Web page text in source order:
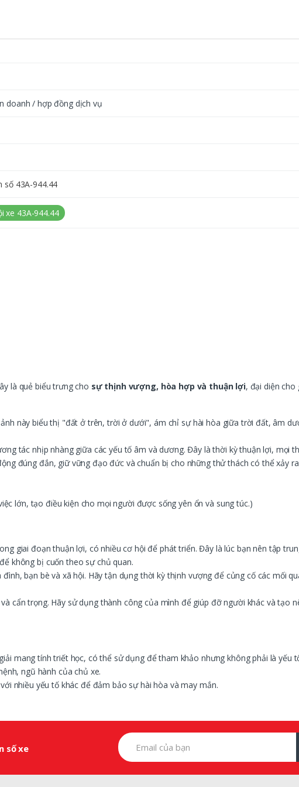
doanh / hợp đồng dịch vụ
số 43A-944.44
xe 43A-944.44
là quẻ biểu trưng cho sự thịnh vượng, hòa hợp và thuận lợi, đại diện cho
này biểu thị "đất ở trên, trời ở dưới", ám chỉ sự hài hòa giữa trời đất, âm
tác nhịp nhàng giữa các yếu tố âm và dương. Đây là thời kỳ thuận lợi, mọi
đúng đắn, giữ vững đạo đức và chuẩn bị cho những thử thách có thể xảy ra
lớn, tạo điều kiện cho mọi người được sống yên ổn và sung túc.)
giai đoạn thuận lợi, có nhiều cơ hội để phát triển. Đây là lúc bạn nên tập
không bị cuốn theo sự chủ quan.
bạn bè và xã hội. Hãy tận dụng thời kỳ thịnh vượng để củng cố các mối
cẩn trọng. Hãy sử dụng thành công của mình để giúp đỡ người khác và tạo
mang tính triết học, có thể sử dụng để tham khảo nhưng không phải là yếu
ngũ hành của chủ xe.
nhiều yếu tố khác để đảm bảo sự hài hòa và may mắn.
số xe